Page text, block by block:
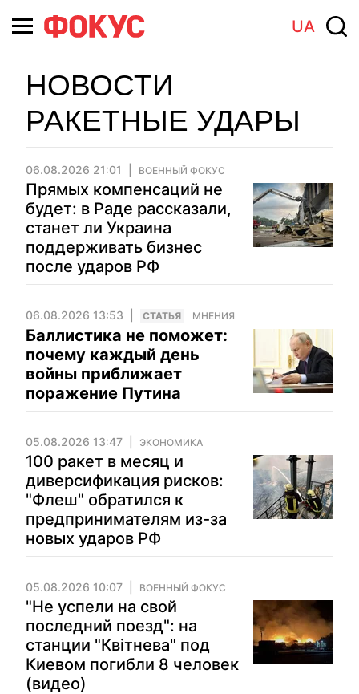
UA
НОВОСТИ
РАКЕТНЫЕ УДАРЫ
06.08.2026 21:01 ВОЕННЫЙ ФОКУС
Прямых компенсаций не
будет: в Раде рассказали,
станет ли Украина
поддерживать бизнес
после ударов РФ
06.08.2026 13:53 CТАТЬЯ МНЕНИЯ
Баллистика не поможет:
почему каждый день
войны приближает
поражение Путина
05.08.2026 13:47 ЭКОНОМИКА
100 ракет в месяц и
диверсификация рисков:
"Флеш" обратился к
предпринимателям из-за
новых ударов РФ
05.08.2026 10:07 ВОЕННЫЙ ФОКУС
"Не успели на свой
последний поезд": на
станции "Квітнева" под
Киевом погибли 8 человек
(видео)